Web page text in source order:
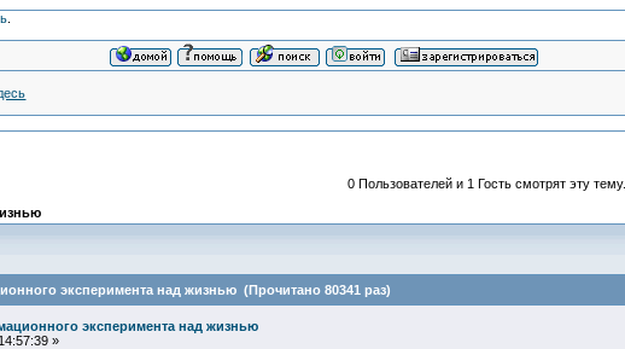
.
0 Пользователей и 1 Гость смотрят эту тему.
эксперимента над жизнью (Прочитано 80341 раз)
эксперимента над жизнью
»